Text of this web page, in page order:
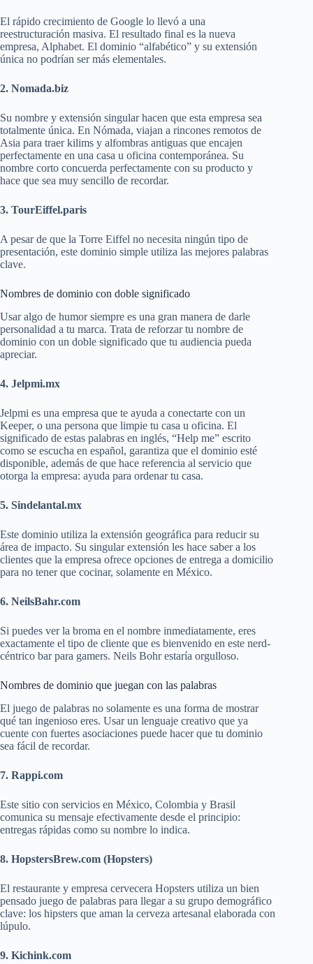
El rápido crecimiento de Google lo llevó a una
reestructuración masiva. El resultado final es la nueva
empresa, Alphabet. El dominio “alfabético” y su extensión
única no podrían ser más elementales.
2. Nomada.biz
Su nombre y extensión singular hacen que esta empresa sea
totalmente única. En Nómada, viajan a rincones remotos de
Asia para traer kilims y alfombras antiguas que encajen
perfectamente en una casa u oficina contemporánea. Su
nombre corto concuerda perfectamente con su producto y
hace que sea muy sencillo de recordar.
3. TourEiffel.paris
A pesar de que la Torre Eiffel no necesita ningún tipo de
presentación, este dominio simple utiliza las mejores palabras
clave.
Nombres de dominio con doble significado
Usar algo de humor siempre es una gran manera de darle
personalidad a tu marca. Trata de reforzar tu nombre de
dominio con un doble significado que tu audiencia pueda
apreciar.
4. Jelpmi.mx
Jelpmi es una empresa que te ayuda a conectarte con un
Keeper, o una persona que limpie tu casa u oficina. El
significado de estas palabras en inglés, “Help me” escrito
como se escucha en español, garantiza que el dominio esté
disponible, además de que hace referencia al servicio que
otorga la empresa: ayuda para ordenar tu casa.
5. Sindelantal.mx
Este dominio utiliza la extensión geográfica para reducir su
área de impacto. Su singular extensión les hace saber a los
clientes que la empresa ofrece opciones de entrega a domicilio
para no tener que cocinar, solamente en México.
6. NeilsBahr.com
Si puedes ver la broma en el nombre inmediatamente, eres
exactamente el tipo de cliente que es bienvenido en este nerd-
céntrico bar para gamers. Neils Bohr estaría orgulloso.
Nombres de dominio que juegan con las palabras
El juego de palabras no solamente es una forma de mostrar
qué tan ingenioso eres. Usar un lenguaje creativo que ya
cuente con fuertes asociaciones puede hacer que tu dominio
sea fácil de recordar.
7. Rappi.com
Este sitio con servicios en México, Colombia y Brasil
comunica su mensaje efectivamente desde el principio:
entregas rápidas como su nombre lo indica.
8. HopstersBrew.com (Hopsters)
El restaurante y empresa cervecera Hopsters utiliza un bien
pensado juego de palabras para llegar a su grupo demográfico
clave: los hipsters que aman la cerveza artesanal elaborada con
lúpulo.
9. Kichink.com